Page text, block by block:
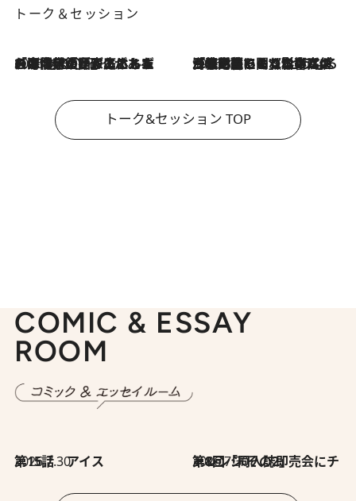
トーク＆セッション
2026.8.3
「今後値上げがあるとすれば…」「リスクがあるのは今年の冬」エネルギー専門家が語る、ホルムズ海峡封鎖が家庭にもたらす“ある心配” 2026.8.3
「住宅建てられない…」「サーチャージ料の高値が続いている」ホルムズ海峡封鎖による影響はいつまで続く？《エネルギー専門家に聞く“どうなる日本の暮らし”》
トーク&セッション TOP
COMIC & ESSAY
ROOM
2026.7.30
第15話 アイス 2026.7.30
第8回「同人誌即売会にチャレンジ その2」